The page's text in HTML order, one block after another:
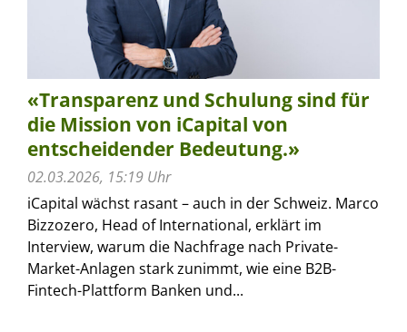
«Transparenz und Schulung sind für
die Mission von iCapital von
entscheidender Bedeutung.»
02.03.2026, 15:19 Uhr
iCapital wächst rasant – auch in der Schweiz. Marco
Bizzozero, Head of International, erklärt im
Interview, warum die Nachfrage nach Private-
Market-Anlagen stark zunimmt, wie eine B2B-
Fintech-Plattform Banken und...